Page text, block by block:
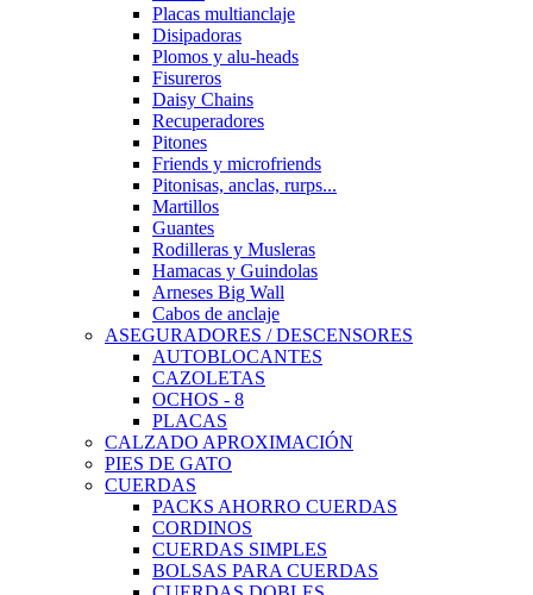
Placas multianclaje
Disipadoras
Plomos y alu-heads
Fisureros
Daisy Chains
Recuperadores
Pitones
Friends y microfriends
Pitonisas, anclas, rurps...
Martillos
Guantes
Rodilleras y Musleras
Hamacas y Guindolas
Arneses Big Wall
Cabos de anclaje
ASEGURADORES / DESCENSORES
AUTOBLOCANTES
CAZOLETAS
OCHOS - 8
PLACAS
CALZADO APROXIMACIÓN
PIES DE GATO
CUERDAS
PACKS AHORRO CUERDAS
CORDINOS
CUERDAS SIMPLES
BOLSAS PARA CUERDAS